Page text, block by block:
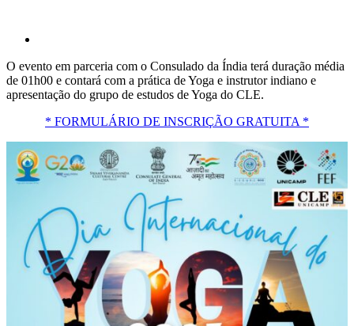
O evento em parceria com o Consulado da Índia terá duração média
de 01h00 e contará com a prática de Yoga e instrutor indiano e
apresentação do grupo de estudos de Yoga do CLE.
* FORMULÁRIO DE INSCRIÇÃO GRATUITA *